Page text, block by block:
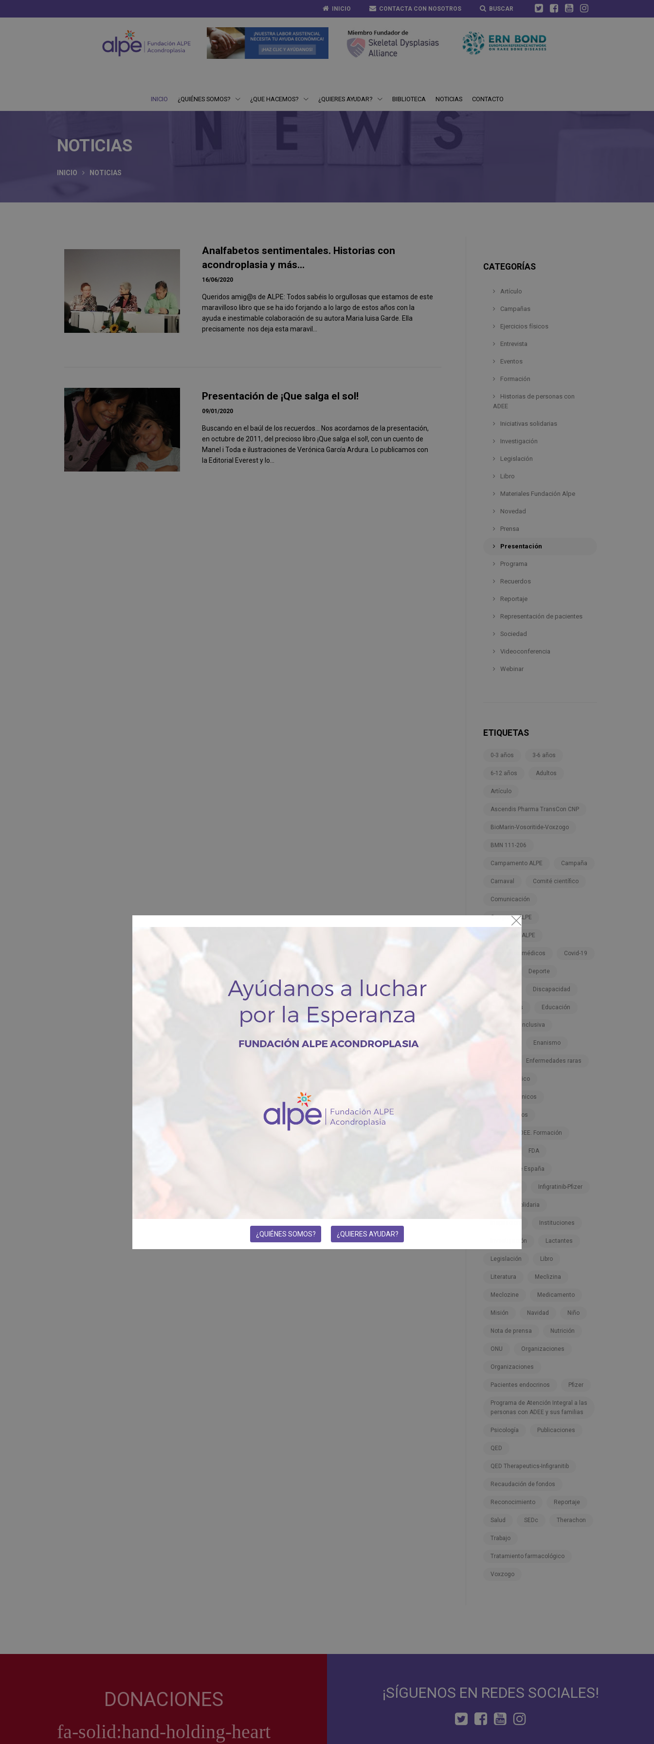
INICIO CONTACTA CON NOSOTROS BUSCAR
INICIO ¿QUIÉNES SOMOS? ¿QUE HACEMOS? ¿QUIERES AYUDAR? BIBLIOTECA NOTICIAS CONTACTO
NOTICIAS
INICIO NOTICIAS
Analfabetos sentimentales. Historias con
acondroplasia y más...
16/06/2020
Queridos amig@s de ALPE: Todos sabéis lo orgullosas que estamos de este
maravilloso libro que se ha ido forjando a lo largo de estos años con la
ayuda e inestimable colaboración de su autora Maria luisa Garde. Ella
precisamente nos deja esta maravil...
Presentación de ¡Que salga el sol!
09/01/2020
Buscando en el baúl de los recuerdos... Nos acordamos de la presentación,
en octubre de 2011, del precioso libro ¡Que salga el sol!, con un cuento de
Manel i Toda e ilustraciones de Verónica García Ardura. Lo publicamos con
la Editorial Everest y lo...
CATEGORÍAS
Artículo
Campañas
Ejercicios físicos
Entrevista
Eventos
Formación
Historias de personas con
ADEE
Iniciativas solidarias
Investigación
Legislación
Libro
Materiales Fundación Alpe
Novedad
Prensa
Presentación
Programa
Recuerdos
Reportaje
Representación de pacientes
Sociedad
Videoconferencia
Webinar
ETIQUETAS
0-3 años 3-6 años
6-12 años Adultos
Artículo
Ascendis Pharma TransCon CNP
BioMarin-Vosoritide-Voxzogo
BMN 111-206
Campamento ALPE Campaña
Carnaval Comité científico
Comunicación
Congreso ALPE
Congresos ALPE
Congresos médicos Covid-19
Deporte
Discapacidad
Donaciones Educación
Educación inclusiva
Enanismo
Enfermedades raras
Ensayo clínico
Ensayos clínicos
Espectáculos
Expertos ADEE. Formación
FDA
Gobierno de España
Infigratinib-Pfizer
Iniciativa solidaria
Instituciones
Investigación Lactantes
Legislación Libro
Literatura Meclizina
Meclozine Medicamento
Misión Navidad Niño
Nota de prensa Nutrición
ONU Organizaciones
Organizaciones
Pacientes endocrinos Pfizer
Programa de Atención Integral a las
personas con ADEE y sus familias
Psicología Publicaciones
QED
QED Therapeutics-Infigranitib
Recaudación de fondos
Reconocimiento Reportaje
Salud SEDc Therachon
Trabajo
Tratamiento farmacológico
Voxzogo
DONACIONES ¡SÍGUENOS EN REDES SOCIALES!
¿QUIÉNES SOMOS? ¿QUIERES AYUDAR?